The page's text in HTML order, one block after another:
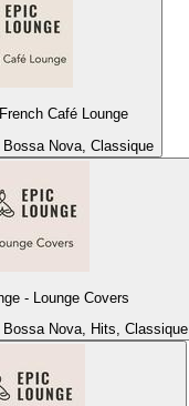
Café Lounge
Nova, Classique
- Lounge Covers
Nova, Hits, Classique